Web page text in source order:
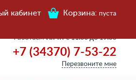
кабинет Корзина: пуста
РаботаемПн-пт с 11.00 до 19.00
+7 (34370) 7-53-22
Перезвоните мне